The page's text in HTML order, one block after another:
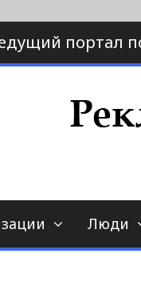
портал
по
Люди